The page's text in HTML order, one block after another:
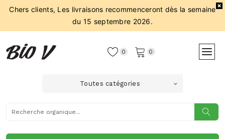
Chers clients, Les livraisons recommenceront dès la semaine
du 15 septembre 2026.
0 0
Toutes catégories